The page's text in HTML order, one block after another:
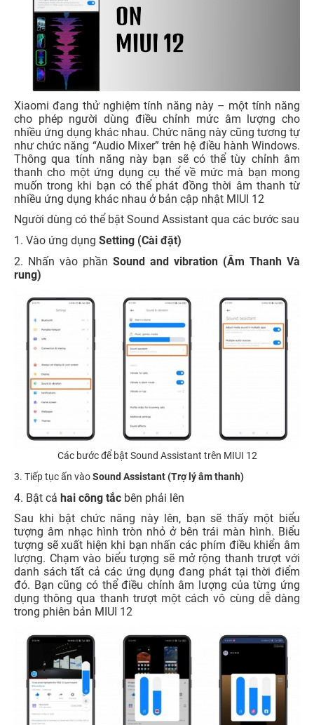
Xiaomi đang thử nghiệm tính năng này – một tính năng
cho phép người dùng điều chỉnh mức âm lượng cho
nhiều ứng dụng khác nhau. Chức năng này cũng tương tự
như chức năng “Audio Mixer” trên hệ điều hành Windows.
Thông qua tính năng này bạn sẽ có thể tùy chỉnh âm
thanh cho một ứng dụng cụ thể về mức mà bạn mong
muốn trong khi bạn có thể phát đồng thời âm thanh từ
nhiều ứng dụng khác nhau ở bản cập nhật MIUI 12
Người dùng có thể bật Sound Assistant qua các bước sau
1. Vào ứng dụng Setting (Cài đặt)
2. Nhấn vào phần Sound and vibration (Âm Thanh Và
rung)
Các bước để bật Sound Assistant trên MIUI 12
3. Tiếp tục ấn vàoSound Assistant (Trợ lý âm thanh)
4. Bật cả hai công tắc bên phải lên
Sau khi bật chức năng này lên, bạn sẽ thấy một biểu
tượng âm nhạc hình tròn nhỏ ở bên trái màn hình. Biểu
tượng sẽ xuất hiện khi bạn nhấn các phím điều khiển âm
lượng. Chạm vào biểu tượng sẽ mở rộng thanh trượt với
danh sách tất cả các ứng dụng đang phát tại thời điểm
đó. Bạn cũng có thể điều chỉnh âm lượng của từng ứng
dụng thông qua thanh trượt một cách vô cùng dễ dàng
trong phiên bản MIUI 12